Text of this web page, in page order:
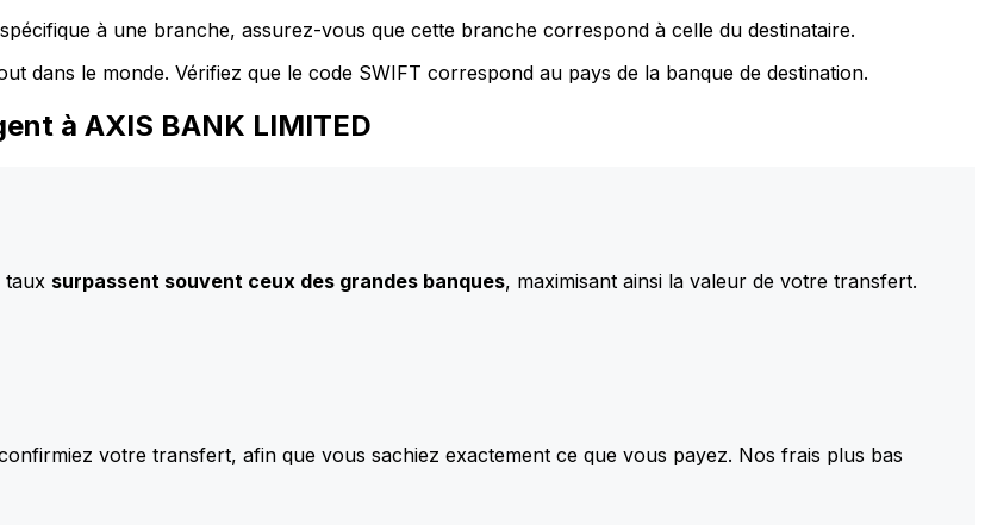
à une branche, assurez-vous que cette branche correspond à celle du destinataire.
dans le monde. Vérifiez que le code SWIFT correspond au pays de la banque de destination.
à AXIS BANK LIMITED
taux surpassent souvent ceux des grandes banques, maximisant ainsi la valeur de votre transfert.
votre transfert, afin que vous sachiez exactement ce que vous payez. Nos frais plus bas